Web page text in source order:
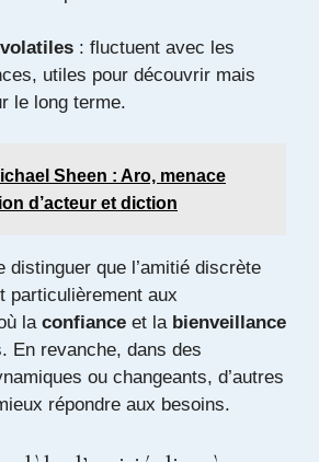
: fluctuent avec les
utiles pour découvrir mais
le long terme.
Sheen : Aro, menace
d’acteur et diction
distinguer que l’amitié discrète
particulièrement aux
la confiance et la bienveillance
En revanche, dans des
ou changeants, d’autres
répondre aux besoins.